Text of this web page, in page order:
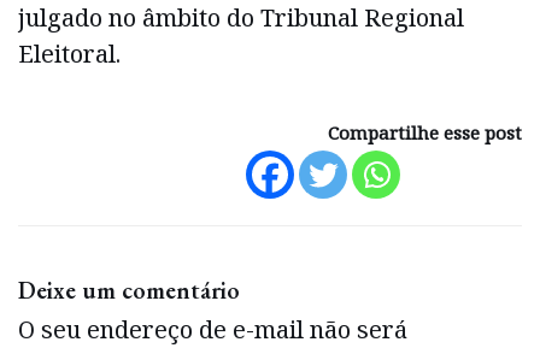
julgado no âmbito do Tribunal Regional
Eleitoral.
Compartilhe esse post
Deixe um comentário
O seu endereço de e-mail não será